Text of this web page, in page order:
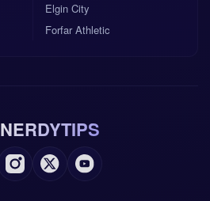
Elgin City
Forfar Athletic
NERDYTIPS